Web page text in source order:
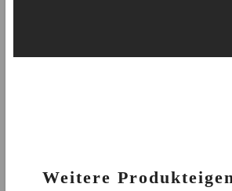
Weitere